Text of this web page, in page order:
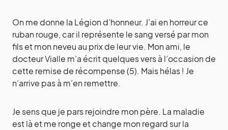
On me donne la Légion d’honneur. J’ai en horreur ce
ruban rouge, car il représente le sang versé par mon
fils et mon neveu au prix de leur vie. Mon ami, le
docteur Vialle m’a écrit quelques vers à l’occasion de
cette remise de récompense (5). Mais hélas ! Je
n’arrive pas à m’en remettre.
Je sens que je pars rejoindre mon père. La maladie
est là et me ronge et change mon regard sur la